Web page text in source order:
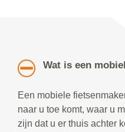
Wat is een
Een mobiele
naar u toe komt, waar u
zijn dat u er thuis achter